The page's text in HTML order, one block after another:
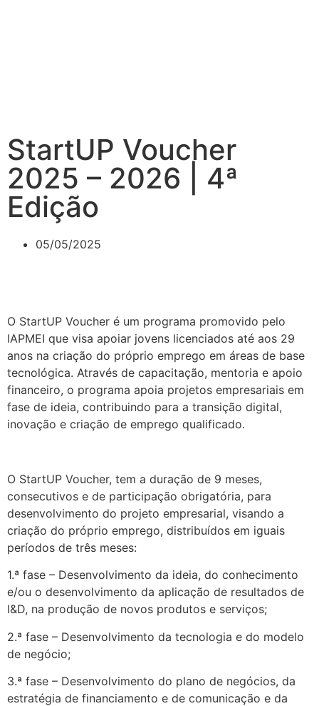
StartUP Voucher
2025 – 2026 | 4ª
Edição
05/05/2025
O StartUP Voucher é um programa promovido pelo
IAPMEI que visa apoiar jovens licenciados até aos 29
anos na criação do próprio emprego em áreas de base
tecnológica. Através de capacitação, mentoria e apoio
financeiro, o programa apoia projetos empresariais em
fase de ideia, contribuindo para a transição digital,
inovação e criação de emprego qualificado.
O StartUP Voucher, tem a duração de 9 meses,
consecutivos e de participação obrigatória, para
desenvolvimento do projeto empresarial, visando a
criação do próprio emprego, distribuídos em iguais
períodos de três meses:
1.ª fase – Desenvolvimento da ideia, do conhecimento
e/ou o desenvolvimento da aplicação de resultados de
I&D, na produção de novos produtos e serviços;
2.ª fase – Desenvolvimento da tecnologia e do modelo
de negócio;
3.ª fase – Desenvolvimento do plano de negócios, da
estratégia de financiamento e de comunicação e da